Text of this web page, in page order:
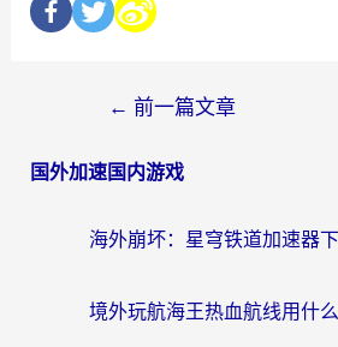
← 前一篇文章
国外加速国内游戏